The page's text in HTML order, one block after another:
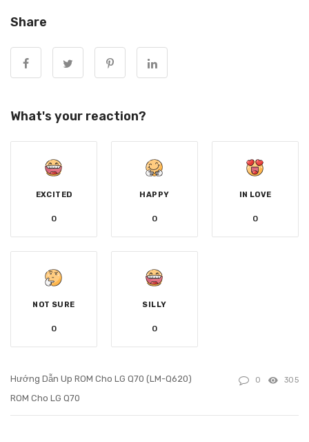
Share
What's your reaction?
EXCITED
0
HAPPY
0
IN LOVE
0
NOT SURE
0
SILLY
0
Hướng Dẫn Up ROM Cho LG Q70 (LM-Q620)
ROM Cho LG Q70
0 305